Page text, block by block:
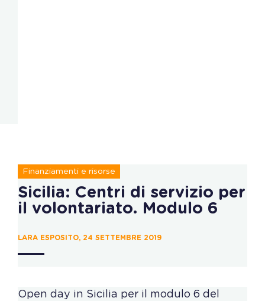
Finanziamenti e risorse
Sicilia: Centri di servizio per
il volontariato. Modulo 6
LARA ESPOSITO, 24 SETTEMBRE 2019
Open day in Sicilia per il modulo 6 del